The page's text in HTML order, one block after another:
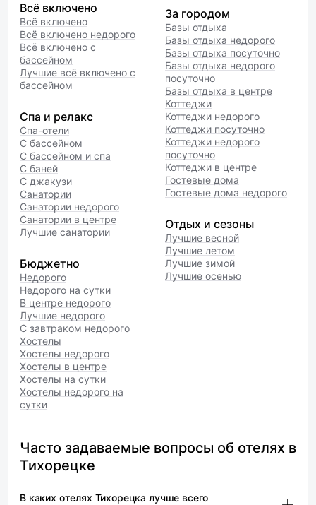
Всё включено
Всё включено
Всё включено недорого
Всё включено с
бассейном
Лучшие всё включено с
бассейном
Спа и релакс
Спа-отели
С бассейном
С бассейном и спа
С баней
С джакузи
Санатории
Санатории недорого
Санатории в центре
Лучшие санатории
Бюджетно
Недорого
Недорого на сутки
В центре недорого
Лучшие недорого
С завтраком недорого
Хостелы
Хостелы недорого
Хостелы в центре
Хостелы на сутки
Хостелы недорого на
сутки
За городом
Базы отдыха
Базы отдыха недорого
Базы отдыха посуточно
Базы отдыха недорого
посуточно
Базы отдыха в центре
Коттеджи
Коттеджи недорого
Коттеджи посуточно
Коттеджи недорого
посуточно
Коттеджи в центре
Гостевые дома
Гостевые дома недорого
Отдых и сезоны
Лучшие весной
Лучшие летом
Лучшие зимой
Лучшие осенью
Часто задаваемые вопросы об отелях в
Тихорецке
В каких отелях Тихорецка лучше всего